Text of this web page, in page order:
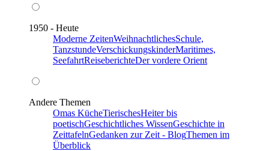
1950 - Heute
Moderne ZeitenWeihnachtlichesSchule,
TanzstundeVerschickungskinderMaritimes,
SeefahrtReiseberichteDer vordere Orient
Andere Themen
Omas KücheTierischesHeiter bis
poetischGeschichtliches WissenGeschichte in
ZeittafelnGedanken zur Zeit - BlogThemen im
Überblick